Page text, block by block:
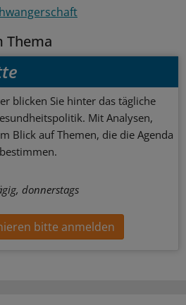
Thema
blicken Sie hinter das tägliche
Mit Analysen,
Blick auf Themen, die die Agenda
bestimmen.
donnerstags
bitte anmelden